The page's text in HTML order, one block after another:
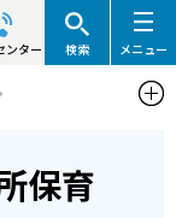
ンター 検索 メニュー
サービスにつ
保育